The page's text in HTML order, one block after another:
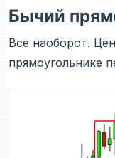
Бычий
Все наоборот.
прямоугольнике